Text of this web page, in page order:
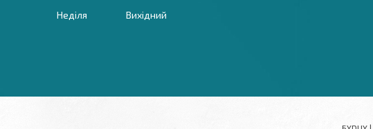
Неділя Вихідний